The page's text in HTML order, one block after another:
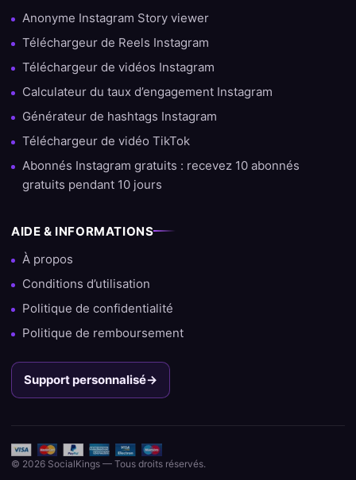
Anonyme Instagram Story viewer
Téléchargeur de Reels Instagram
Téléchargeur de vidéos Instagram
Calculateur du taux d’engagement Instagram
Générateur de hashtags Instagram
Téléchargeur de vidéo TikTok
Abonnés Instagram gratuits : recevez 10 abonnés
gratuits pendant 10 jours
AIDE & INFORMATIONS
À propos
Conditions d’utilisation
Politique de confidentialité
Politique de remboursement
Support personnalisé→
© 2026 SocialKings — Tous droits réservés.